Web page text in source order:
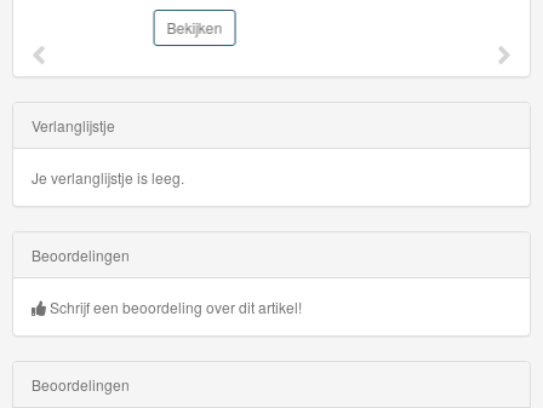
Verlanglijstje
Je verlanglijstje is leeg.
Beoordelingen
Schrijf een beoordeling over dit artikel!
Beoordelingen